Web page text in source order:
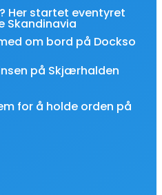
Her startet eventyret
Skandinavia
om bord på Dockso
på Skjærhalden
for å holde orden på